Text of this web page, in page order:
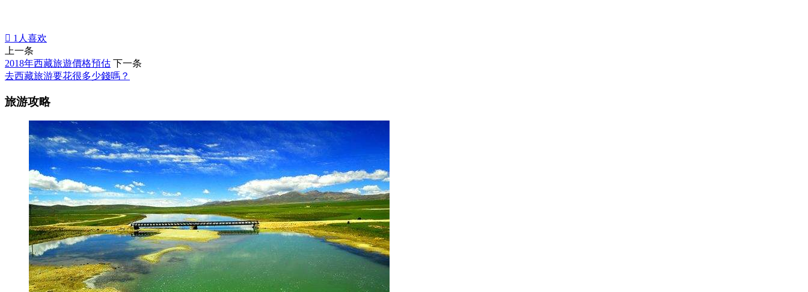
 1 人喜欢
上一条
2018年西藏旅遊價格預估 下一条
去西藏旅游要花很多少錢嗎？
旅游攻略